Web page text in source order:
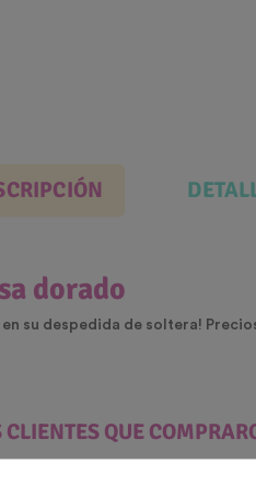
dorado
su despedida de soltera!
CLIENTES QUE